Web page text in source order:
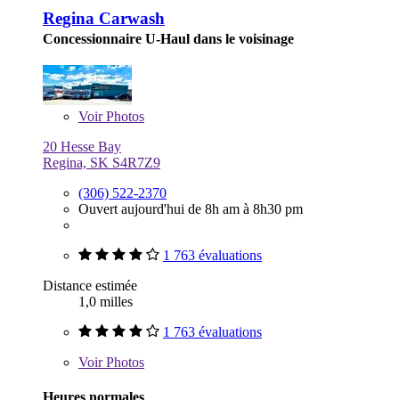
Regina Carwash
Concessionnaire U-Haul dans le voisinage
VoirPhotos
20 Hesse Bay
Regina, SK S4R7Z9
(306) 522-2370
Ouvert aujourd'hui de 8h am à 8h30 pm
1 763 évaluations
Distance estimée
1,0 milles
1 763 évaluations
VoirPhotos
Heures normales